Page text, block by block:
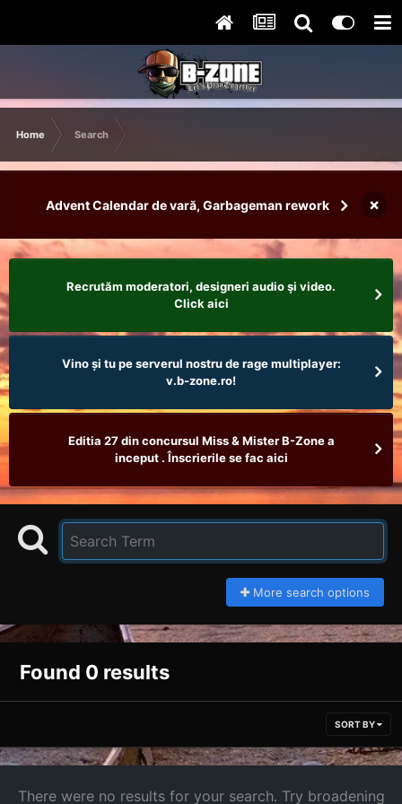
Home Search
Advent Calendar de vară, Garbageman rework ×
Recrutăm moderatori, designeri audio şi video.
Click aici
Vino și tu pe serverul nostru de rage multiplayer:
v.b-zone.ro!
Editia 27 din concursul Miss & Mister B-Zone a
inceput . Înscrierile se fac aici
More search options
Found 0 results
SORT BY
There were no results for your search. Try broadening